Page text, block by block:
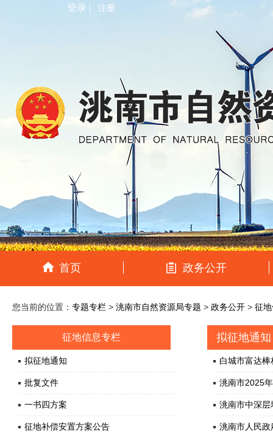
登录 | 注册
首页 政务公开
您当前的位置： 专题专栏 > 洮南市自然资源局专题 > 政务公开 > 征
征地信息专栏
拟征地通知
批复文件
一书四方案
征地补偿安置方案公告
拟征地通知
白城市富达
洮南市2025
洮南市中深
洮南市人民